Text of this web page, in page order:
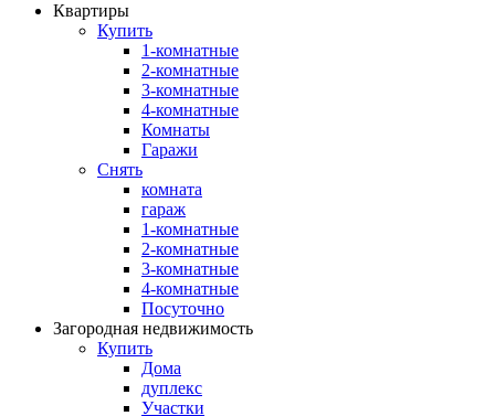
Квартиры
Купить
1-комнатные
2-комнатные
3-комнатные
4-комнатные
Комнаты
Гаражи
Снять
комната
гараж
1-комнатные
2-комнатные
3-комнатные
4-комнатные
Посуточно
Загородная недвижимость
Купить
Дома
дуплекс
Участки